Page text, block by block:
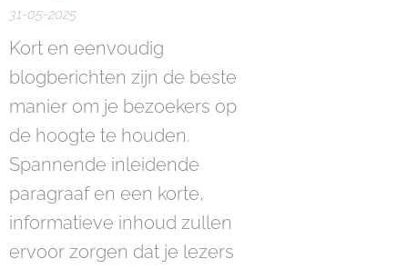
31-05-2025
Kort en eenvoudig
blogberichten zijn de beste
manier om je bezoekers op
de hoogte te houden.
Spannende inleidende
paragraaf en een korte,
informatieve inhoud zullen
ervoor zorgen dat je lezers